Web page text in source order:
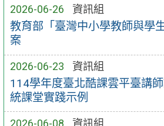
2026-06-26 資訊組
教育部「臺灣中小學教師與學
案
2026-06-23 資訊組
114學年度臺北酷課雲平臺講
統課堂實踐示例
2026-06-08 資訊組